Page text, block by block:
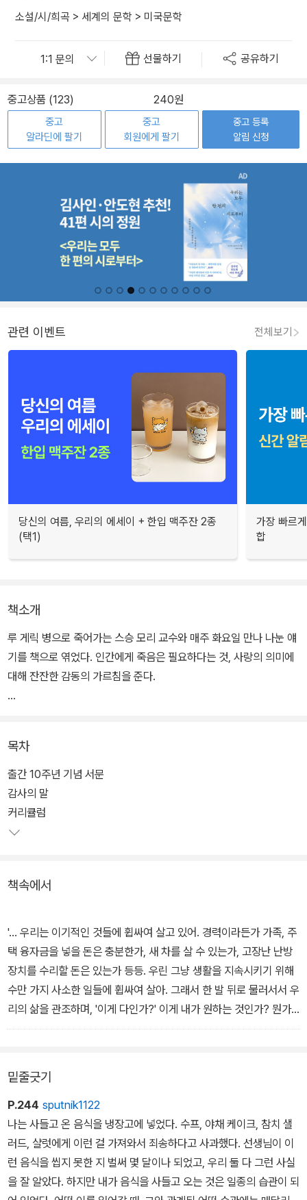
소설/시/희곡 > 세계의 문학 > 미국문학
선물하기 공유하기
중고상품 (123) 240원
중고
알라딘에 팔기
중고
회원에게 팔기
중고 등록
알림 신청
관련 이벤트 전체보기
당신의 여름, 우리의 에세이 + 한입 맥주잔 2종
(택1)
가장 빠르
합
책소개
루 게릭 병으로 죽어가는 스승 모리 교수와 매주 화요일 만나 나눈 얘
기를 책으로 엮었다. 인간에게 죽음은 필요하다는 것, 사랑의 의미에
대해 잔잔한 감동의 가르침을 준다.
목차
출간 10주년 기념 서문
감사의 말
커리큘럼
책속에서
'... 우리는 이기적인 것들에 휩싸여 살고 있어. 경력이라든가 가족, 주
택 융자금을 넣을 돈은 충분한가, 새 차를 살 수 있는가, 고장난 난방
장치를 수리할 돈은 있는가 등등. 우린 그냥 생활을 지속시키기 위해
수만 가지 사소한 일들에 휩싸여 살아. 그래서 한 발 뒤로 물러서서 우
리의 삶을 관조하며, '이게 다인가?' 이게 내가 원하는 것인가? 뭔가
빠진 건 없나?' 하고 돌아보는 습관을 갖지 못하지.'
을 하며 살기는 힘든 법이거든.'
나는 선생님이 무슨 말을 하는지 알았다. 우리 모두 평생의 스승이 필
요하다는 것을.
- 본문 91쪽에
밑줄긋기
P.244 sputnik1122
나는 사들고 온 음식을 냉장고에 넣었다. 수프, 야채 케이크, 참치 샐
러드, 샬럿에게 이런 걸 가져와서 죄송하다고 사과했다. 선생님이 이
런 음식을 씹지 못한 지 벌써 몇 달이나 되었고, 우리 둘 다 그런 사실
을 잘 알았다. 하지만 내가 음식을 사들고 오는 것은 일종의 습관이 되